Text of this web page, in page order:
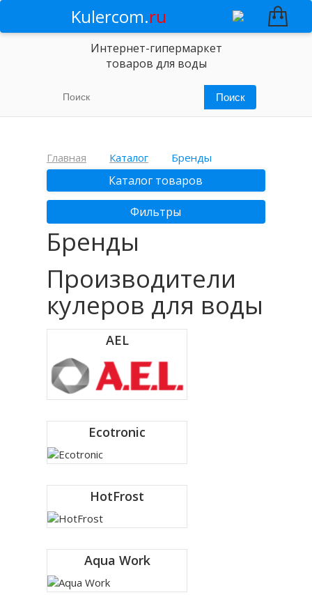
Kulercom.ru
Интернет-гипермаркет
товаров для воды
Главная Каталог Бренды
Каталог товаров
Фильтры
Бренды
Производители
кулеров для воды
AEL
Ecotronic
HotFrost
Aqua Work